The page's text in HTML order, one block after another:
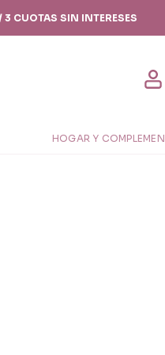
CUOTAS SIN INTERESES
HOGAR Y